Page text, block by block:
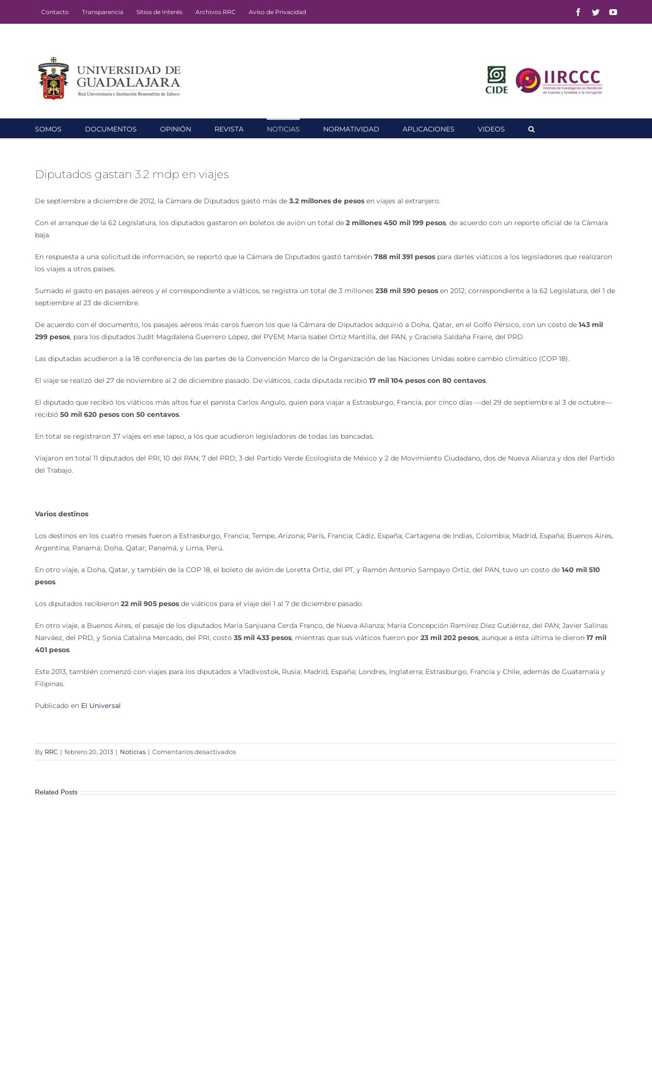
Contacto Transparencia Sitios de Interés Archivos RRC Aviso de Privacidad Facebook
TwitterYouTube
SOMOS DOCUMENTOS OPINIÓN REVISTA NOTICIAS NORMATIVIDAD APLICACIONES VIDEOS
Diputados gastan 3.2 mdp en viajes
De septiembre a diciembre de 2012, la Cámara de Diputados gastó más de 3.2 millones de pesos en viajes al extranjero.
Con el arranque de la 62 Legislatura, los diputados gastaron en boletos de avión un total de 2 millones 450 mil 199 pesos, de acuerdo con un reporte oficial de la Cámara
baja.
En respuesta a una solicitud de información, se reportó que la Cámara de Diputados gastó también 788 mil 391 pesos para darles viáticos a los legisladores que realizaron
los viajes a otros países.
Sumado el gasto en pasajes aéreos y el correspondiente a viáticos, se registra un total de 3 millones 238 mil 590 pesos en 2012, correspondiente a la 62 Legislatura, del 1 de
septiembre al 23 de diciembre.
De acuerdo con el documento, los pasajes aéreos más caros fueron los que la Cámara de Diputados adquirió a Doha, Qatar, en el Golfo Pérsico, con un costo de 143 mil
299 pesos, para los diputados Judit Magdalena Guerrero López, del PVEM; María Isabel Ortiz Mantilla, del PAN, y Graciela Saldaña Fraire, del PRD.
Las diputadas acudieron a la 18 conferencia de las partes de la Convención Marco de la Organización de las Naciones Unidas sobre cambio climático (COP 18).
El viaje se realizó del 27 de noviembre al 2 de diciembre pasado. De viáticos, cada diputada recibió 17 mil 104 pesos con 80 centavos.
El diputado que recibió los viáticos más altos fue el panista Carlos Angulo, quien para viajar a Estrasburgo, Francia, por cinco días —del 29 de septiembre al 3 de octubre—
recibió 50 mil 620 pesos con 50 centavos.
En total se registraron 37 viajes en ese lapso, a los que acudieron legisladores de todas las bancadas.
Viajaron en total 11 diputados del PRI; 10 del PAN; 7 del PRD; 3 del Partido Verde Ecologista de México y 2 de Movimiento Ciudadano, dos de Nueva Alianza y dos del Partido
del Trabajo.
Varios destinos
Los destinos en los cuatro meses fueron a Estrasburgo, Francia; Tempe, Arizona; París, Francia; Cádiz, España; Cartagena de Indias, Colombia; Madrid, España; Buenos Aires,
Argentina; Panamá; Doha, Qatar; Panamá, y Lima, Perú.
En otro viaje, a Doha, Qatar, y también de la COP 18, el boleto de avión de Loretta Ortiz, del PT, y Ramón Antonio Sampayo Ortiz, del PAN, tuvo un costo de 140 mil 510
pesos.
Los diputados recibieron 22 mil 905 pesos de viáticos para el viaje del 1 al 7 de diciembre pasado.
En otro viaje, a Buenos Aires, el pasaje de los diputados María Sanjuana Cerda Franco, de Nueva Alianza; María Concepción Ramírez Diez Gutiérrez, del PAN; Javier Salinas
Narváez, del PRD, y Sonia Catalina Mercado, del PRI, costó 35 mil 433 pesos, mientras que sus viáticos fueron por 23 mil 202 pesos, aunque a ésta última le dieron 17 mil
401 pesos.
Este 2013, también comenzó con viajes para los diputados a Vladivostok, Rusia; Madrid, España; Londres, Inglaterra; Estrasburgo, Francia y Chile, además de Guatemala y
Filipinas.
Publicado en El Universal
By RRC | febrero 20, 2013 | Noticias | Comentarios desactivadosen
Diputados
mdp
Related Posts